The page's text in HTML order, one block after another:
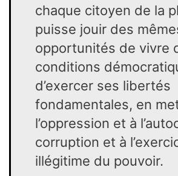
chaque citoyen de la
puisse jouir des
opportunités de vivre
conditions
d’exercer ses libertés
fondamentales, en
l’oppression et à
corruption et à
illégitime du pouvoir.